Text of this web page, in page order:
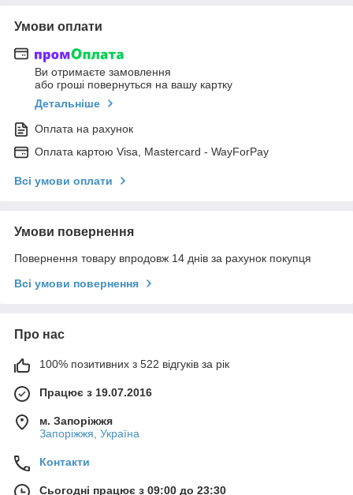
Умови оплати
Ви отримаєте замовлення
або гроші повернуться на вашу картку
Детальніше
Оплата на рахунок
Оплата картою Visa, Mastercard - WayForPay
Всі умови оплати
Умови повернення
Повернення товару впродовж 14 днів за рахунок покупця
Всі умови повернення
Про нас
100% позитивних з 522 відгуків за рік
Працює з 19.07.2016
м. Запоріжжя
Запоріжжя, Україна
Контакти
Сьогодні працює з 09:00 до 23:30